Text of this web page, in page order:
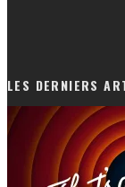
LES DERNIERS